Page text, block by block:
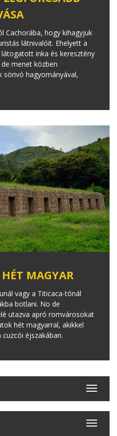
Cachorába, hogy kihagyjuk
látnivalóit. Ehelyett a
inka és keresztény
menet közben
sörivó hagyományával,
MAGYAR
vagy a Titicaca-tónál
botlani. No de
utazva apró romvárosokat
hét magyarral, akikkel
éjszakában.
Toggle
Toggle